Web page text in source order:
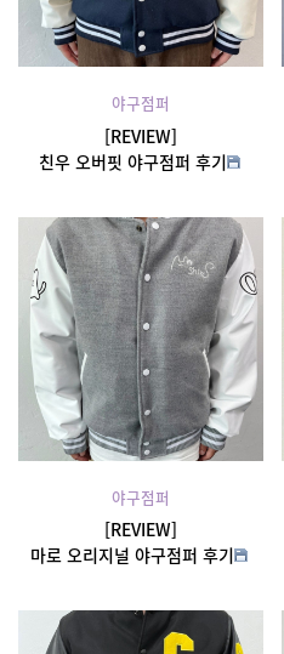
야구점퍼
[REVIEW]
친우 오버핏 야구점퍼 후기
야구점퍼
[REVIEW]
마로 오리지널 야구점퍼 후기